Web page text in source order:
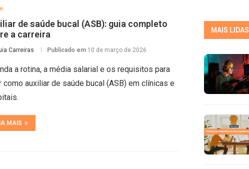
de saúde bucal (ASB): guia completo
a carreira
Carreiras Publicado em 10 de março de 2026
a rotina, a média salarial e os requisitos para
como auxiliar de saúde bucal (ASB) em clínicas e
MAIS
MAIS LIDAS